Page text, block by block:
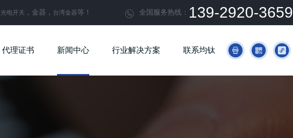
光电开关 ，金器， 台湾金器等！  全国服务热线： 139-2920-3659
代理证书 新闻中心 行业解决方案 联系均钛   